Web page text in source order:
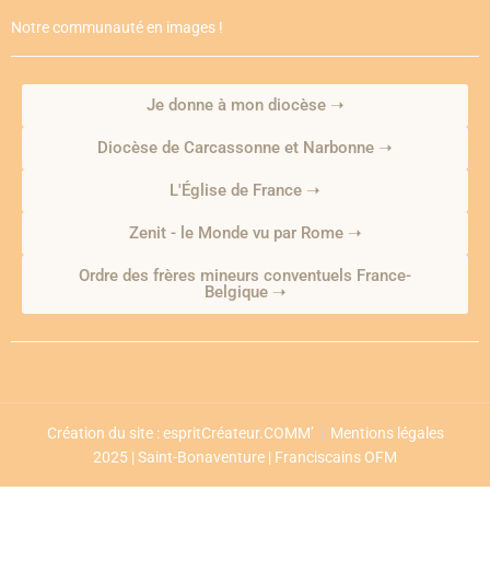
Notre communauté en images !
Je donne à mon diocèse ➝
Diocèse de Carcassonne et Narbonne ➝
L'Église de France ➝
Zenit - le Monde vu par Rome ➝
Ordre des frères mineurs conventuels France-
Belgique ➝
2025 | Saint-Bonaventure | Franciscains OFM
Création du site : espritCréateur.COMM’ Mentions légales